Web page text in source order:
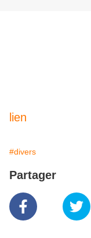
lien
#divers
Partager